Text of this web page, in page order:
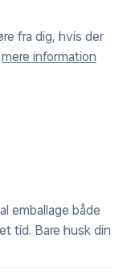
Læs
hjørner
er skærmen
hvor den
og indhold
variere.
fra dig, hvis der
mere information
emballage både
tid. Bare husk din